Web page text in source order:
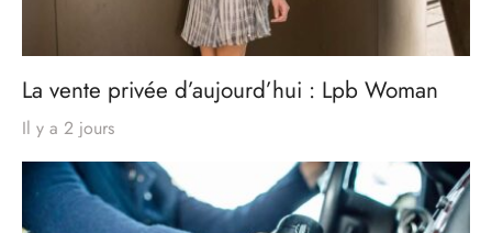
La vente privée d’aujourd’hui : Lpb Woman
Il y a 2 jours